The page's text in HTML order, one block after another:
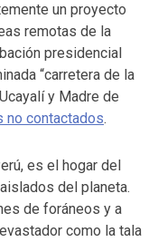
un proyecto
remotas de la
presidencial
“carretera de la
y Madre de
no contactados.
es el hogar del
del planeta.
de foráneos y a
como la tala